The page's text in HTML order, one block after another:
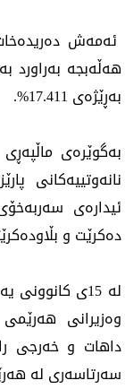
ئه‌مه‌ش
به‌ڕێژه‌ی‌ 17.411%.
به‌گوێره‌ی‌
نانه‌وتییه‌كانی
ئیداره‌ی
ده‌كرێت و
وه‌زیرانی
داهات و خه‌رجی
سه‌رتاسه‌ری له‌